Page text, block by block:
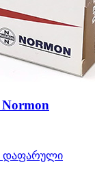
დაფარული